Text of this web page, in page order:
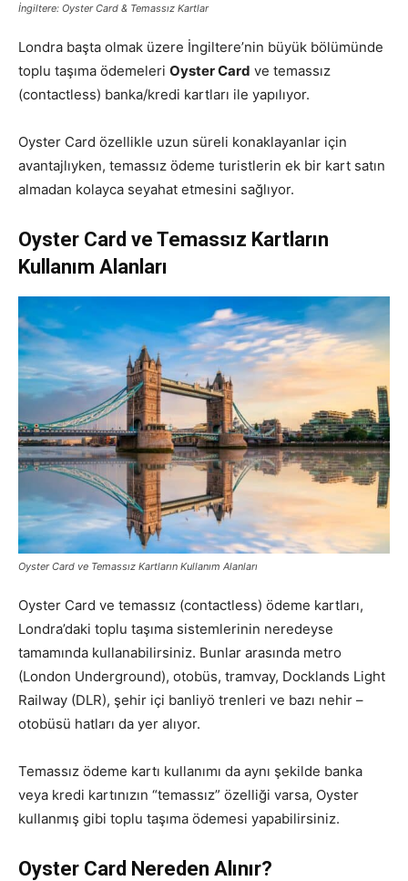
İngiltere: Oyster Card & Temassız Kartlar
Londra başta olmak üzere İngiltere’nin büyük bölümünde
toplu taşıma ödemeleri Oyster Card ve temassız
(contactless) banka/kredi kartları ile yapılıyor.
Oyster Card özellikle uzun süreli konaklayanlar için
avantajlıyken, temassız ödeme turistlerin ek bir kart satın
almadan kolayca seyahat etmesini sağlıyor.
Oyster Card ve Temassız Kartların
Kullanım Alanları
Oyster Card ve Temassız Kartların Kullanım Alanları
Oyster Card ve temassız (contactless) ödeme kartları,
Londra’daki toplu taşıma sistemlerinin neredeyse
tamamında kullanabilirsiniz. Bunlar arasında metro
(London Underground), otobüs, tramvay, Docklands Light
Railway (DLR), şehir içi banliyö trenleri ve bazı nehir –
otobüsü hatları da yer alıyor.
Temassız ödeme kartı kullanımı da aynı şekilde banka
veya kredi kartınızın “temassız” özelliği varsa, Oyster
kullanmış gibi toplu taşıma ödemesi yapabilirsiniz.
Oyster Card Nereden Alınır?